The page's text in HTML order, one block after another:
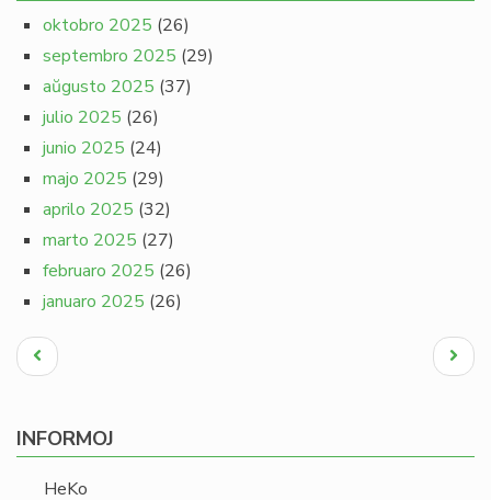
oktobro 2025 (26)
septembro 2025 (29)
aŭgusto 2025 (37)
julio 2025 (26)
junio 2025 (24)
majo 2025 (29)
aprilo 2025 (32)
marto 2025 (27)
februaro 2025 (26)
januaro 2025 (26)
Pagination
Antaŭa
paĝo
Next
page
INFORMOJ
HeKo